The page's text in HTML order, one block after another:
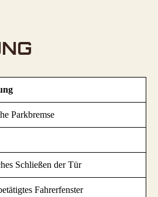
Parkbremse
Schließen der Tür
Fahrerfenster